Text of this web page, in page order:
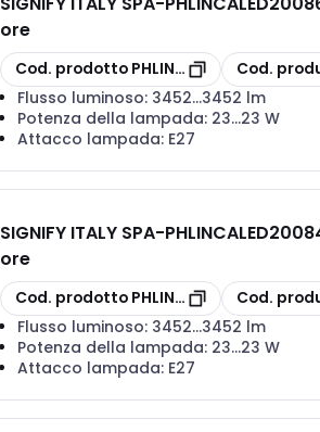
ore
copia
Cod. prodotto PHLINCALED200865G2
copia
Cod.
Flusso luminoso: 3452...3452 lm
Potenza della lampada: 23...23 W
Attacco lampada: E27
SIGNIFY ITALY SPA-
ore
copia
Cod. prodotto PHLINCALED200840G2
copia
Cod.
Flusso luminoso: 3452...3452 lm
Potenza della lampada: 23...23 W
Attacco lampada: E27